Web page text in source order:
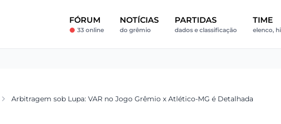
FÓRUM
33 online
NOTÍCIAS
do grêmio
PARTIDAS
dados e classificação
TIME
elenco,
Arbitragem sob Lupa: VAR no Jogo Grêmio x Atlético-MG é Detalhada